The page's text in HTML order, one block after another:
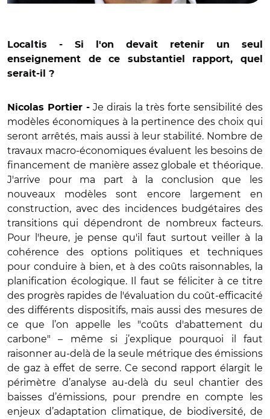
Localtis - Si l'on devait retenir un seul
enseignement de ce substantiel rapport, quel
serait-il ?
Nicolas Portier - Je dirais la très forte sensibilité des
modèles économiques à la pertinence des choix qui
seront arrêtés, mais aussi à leur stabilité. Nombre de
travaux macro-économiques évaluent les besoins de
financement de manière assez globale et théorique.
J'arrive pour ma part à la conclusion que les
nouveaux modèles sont encore largement en
construction, avec des incidences budgétaires des
transitions qui dépendront de nombreux facteurs.
Pour l'heure, je pense qu'il faut surtout veiller à la
cohérence des options politiques et techniques
pour conduire à bien, et à des coûts raisonnables, la
planification écologique. Il faut se féliciter à ce titre
des progrès rapides de l'évaluation du coût-efficacité
des différents dispositifs, mais aussi des mesures de
ce que l’on appelle les "coûts d'abattement du
carbone" – même si j’explique pourquoi il faut
raisonner au-delà de la seule métrique des émissions
de gaz à effet de serre. Ce second rapport élargit le
périmètre d’analyse au-delà du seul chantier des
baisses d’émissions, pour prendre en compte les
enjeux d’adaptation climatique, de biodiversité, de